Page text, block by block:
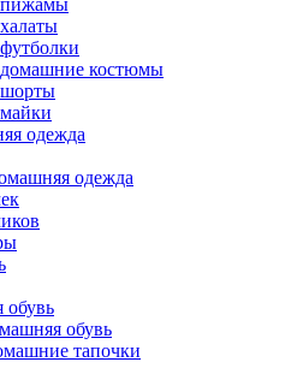
костюмы
одежда
одежда
обувь
обувь
тапочки